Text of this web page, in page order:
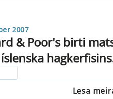
2007
& Poor's birti
Lesa